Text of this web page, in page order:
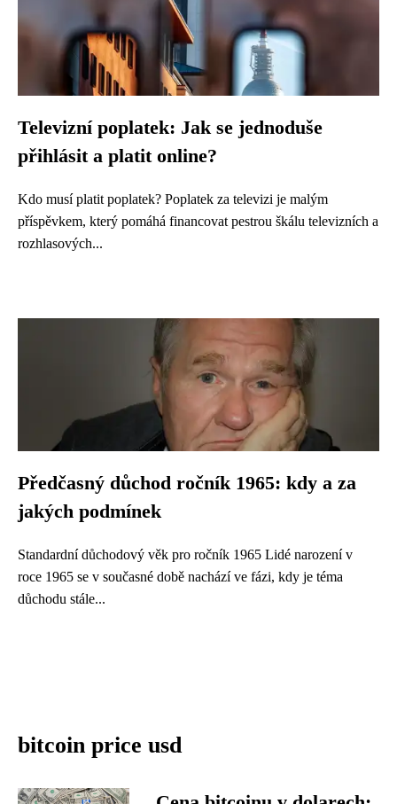
Televizní poplatek: Jak se jednoduše
přihlásit a platit online?
Kdo musí platit poplatek? Poplatek za televizi je malým
příspěvkem, který pomáhá financovat pestrou škálu televizních a
rozhlasových...
Předčasný důchod ročník 1965: kdy a za
jakých podmínek
Standardní důchodový věk pro ročník 1965 Lidé narození v
roce 1965 se v současné době nachází ve fázi, kdy je téma
důchodu stále...
bitcoin price usd